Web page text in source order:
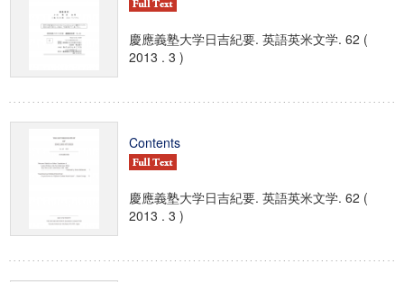
慶應義塾大学日吉紀要. 英語英米文学. 62 (
2013 . 3 )
Contents
慶應義塾大学日吉紀要. 英語英米文学. 62 (
2013 . 3 )